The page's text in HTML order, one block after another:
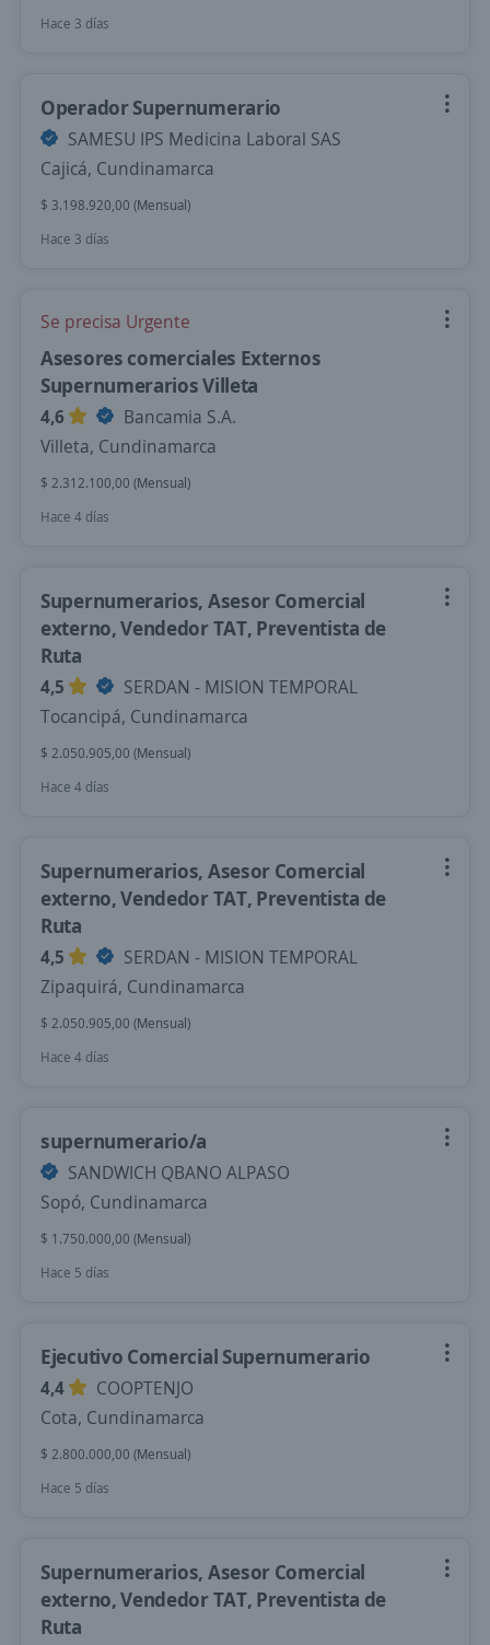
Hace 3 días
Operador Supernumerario
SAMESU IPS Medicina Laboral SAS
Cajicá, Cundinamarca
$ 3.198.920,00 (Mensual)
Hace 3 días
Se precisa Urgente
Asesores comerciales Externos
Supernumerarios Villeta
4,6
Bancamia S.A.
Villeta, Cundinamarca
$ 2.312.100,00 (Mensual)
Hace 4 días
Supernumerarios, Asesor Comercial
externo, Vendedor TAT, Preventista de
Ruta
4,5
SERDAN - MISION TEMPORAL
Tocancipá, Cundinamarca
$ 2.050.905,00 (Mensual)
Hace 4 días
Supernumerarios, Asesor Comercial
externo, Vendedor TAT, Preventista de
Ruta
4,5
SERDAN - MISION TEMPORAL
Zipaquirá, Cundinamarca
$ 2.050.905,00 (Mensual)
Hace 4 días
supernumerario/a
SANDWICH QBANO ALPASO
Sopó, Cundinamarca
$ 1.750.000,00 (Mensual)
Hace 5 días
Ejecutivo Comercial Supernumerario
4,4
COOPTENJO
Cota, Cundinamarca
$ 2.800.000,00 (Mensual)
Hace 5 días
Supernumerarios, Asesor Comercial
externo, Vendedor TAT, Preventista de
Ruta